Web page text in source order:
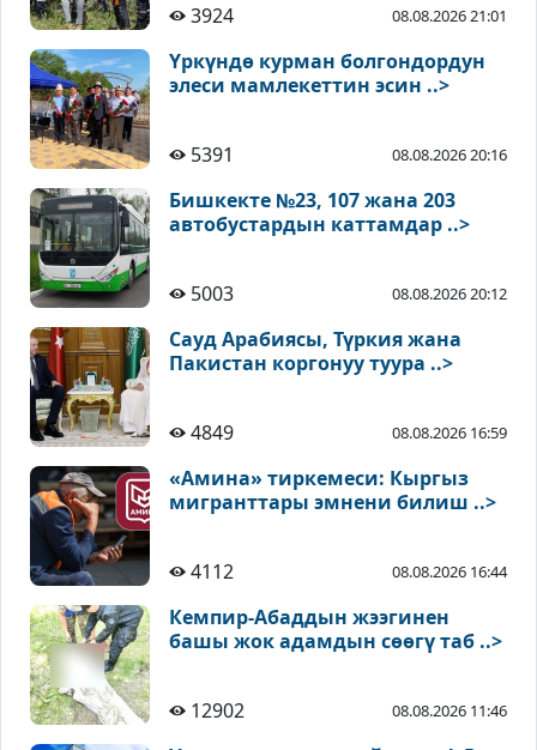
3924 08.08.2026 21:01
Үркүндө курман болгондордун
элеси мамлекеттин эсин ..>
5391 08.08.2026 20:16
Бишкекте №23, 107 жана 203
автобустардын каттамдар ..>
5003 08.08.2026 20:12
Сауд Арабиясы, Түркия жана
Пакистан коргонуу туура ..>
4849 08.08.2026 16:59
«Амина» тиркемеси: Кыргыз
мигранттары эмнени билиш ..>
4112 08.08.2026 16:44
Кемпир-Абаддын жээгинен
башы жок адамдын сөөгү таб ..>
12902 08.08.2026 11:46